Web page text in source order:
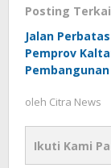
Posting
Jalan
Pemprov
Pembangunan
oleh Citra News
Ikuti Kami